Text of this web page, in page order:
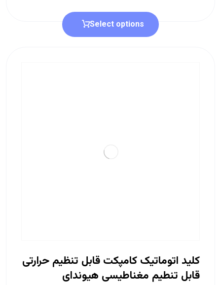
Select options
کلید اتوماتیک کامپکت قابل تنظیم حرارتی
قابل تنطیم مغناطیسی هیوندای